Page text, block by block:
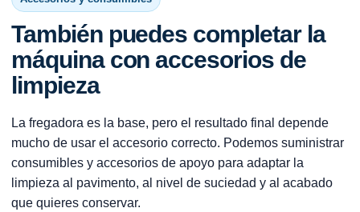
También puedes completar la
máquina con accesorios de
limpieza
La fregadora es la base, pero el resultado final depende
mucho de usar el accesorio correcto. Podemos suministrar
consumibles y accesorios de apoyo para adaptar la
limpieza al pavimento, al nivel de suciedad y al acabado
que quieres conservar.